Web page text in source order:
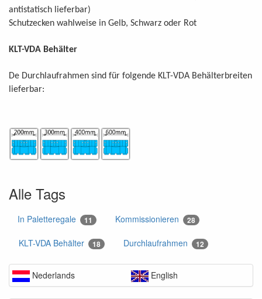
Nederlands English
antistatisch lieferbar)
Schutzecken wahlweise in Gelb, Schwarz oder Rot
KLT-VDA Behälter
De Durchlaufrahmen sind für folgende KLT-VDA Behälterbreiten
lieferbar:
Alle Tags
In Paletteregale 11 Kommissionieren 28
KLT-VDA Behälter 18 Durchlaufrahmen 12